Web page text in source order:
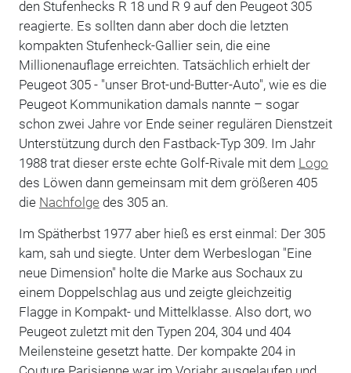
den Stufenhecks R 18 und R 9 auf den Peugeot 305
reagierte. Es sollten dann aber doch die letzten
kompakten Stufenheck-Gallier sein, die eine
Millionenauflage erreichten. Tatsächlich erhielt der
Peugeot 305 - "unser Brot-und-Butter-Auto", wie es die
Peugeot Kommunikation damals nannte – sogar
schon zwei Jahre vor Ende seiner regulären Dienstzeit
Unterstützung durch den Fastback-Typ 309. Im Jahr
1988 trat dieser erste echte Golf-Rivale mit dem Logo
des Löwen dann gemeinsam mit dem größeren 405
die Nachfolge des 305 an.
Im Spätherbst 1977 aber hieß es erst einmal: Der 305
kam, sah und siegte. Unter dem Werbeslogan "Eine
neue Dimension" holte die Marke aus Sochaux zu
einem Doppelschlag aus und zeigte gleichzeitig
Flagge in Kompakt- und Mittelklasse. Also dort, wo
Peugeot zuletzt mit den Typen 204, 304 und 404
Meilensteine gesetzt hatte. Der kompakte 204 in